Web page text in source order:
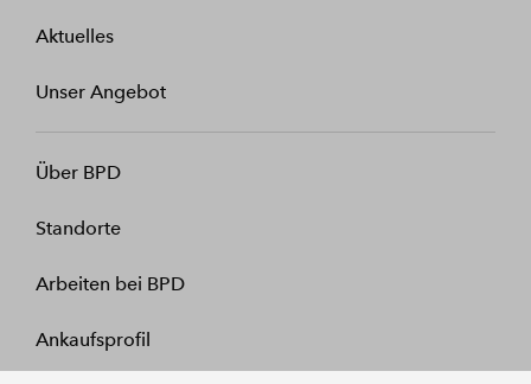
Aktuelles
Unser Angebot
Über BPD
Standorte
Arbeiten bei BPD
Ankaufsprofil